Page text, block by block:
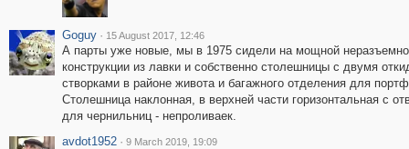
Goguy · 15 August 2017, 12:46
А парты уже новые, мы в 1975 сидели на мощной
конструкции из лавки и собственно столешницы с двумя
створками в районе живота и багажного отделения для
Столешница наклонная, в верхней части горизонтальная с
для чернильниц - непроливаек.
avdot1952 · 9 March 2019, 19:09